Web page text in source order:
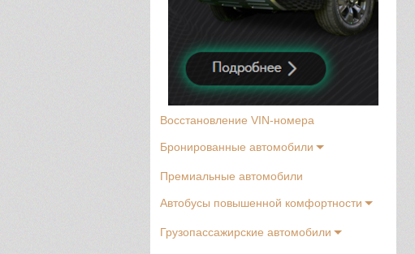
Восстановление VIN-номера
Бронированные автомобили
Премиальные автомобили
Автобусы повышенной комфортности
Грузопассажирские автомобили